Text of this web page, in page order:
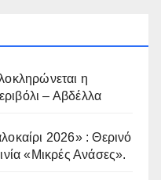
η
– Αβδέλλα
2026» : Θερινό
«Μικρές Ανάσες».